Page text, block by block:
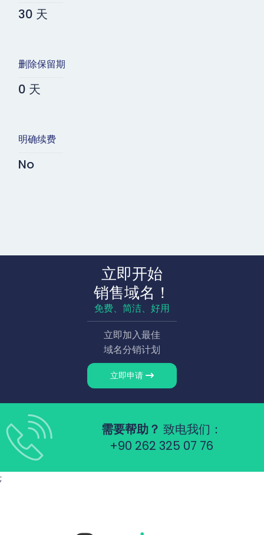
30 天
删除保留期
0 天
明确续费
No
立即开始
销售域名！
免费、简洁、好用
立即加入最佳
域名分销计划
立即申请
需要帮助？ 致电我们：
+90 262 325 07 76
;